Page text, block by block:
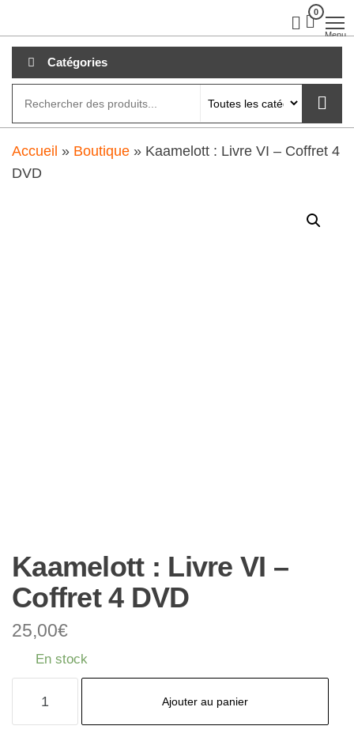
au
contenu
0
Menu
Catégories
Accueil » Boutique » Kaamelott : Livre VI – Coffret 4
DVD
Kaamelott : Livre VI –
Coffret 4 DVD
25,00€
En stock
Ajouter au panier